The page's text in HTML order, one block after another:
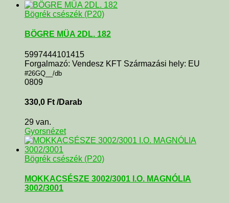
Bögrék csészék (P20)
BÖGRE MÜA 2DL. 182
5997444101415
Forgalmazó: Vendesz KFT Származási hely: EU
#26GQ__/db
0809
330,0 Ft /Darab
29 van.
Gyorsnézet
Bögrék csészék (P20)
MOKKACSÉSZE 3002/3001 I.O. MAGNÓLIA
3002/3001